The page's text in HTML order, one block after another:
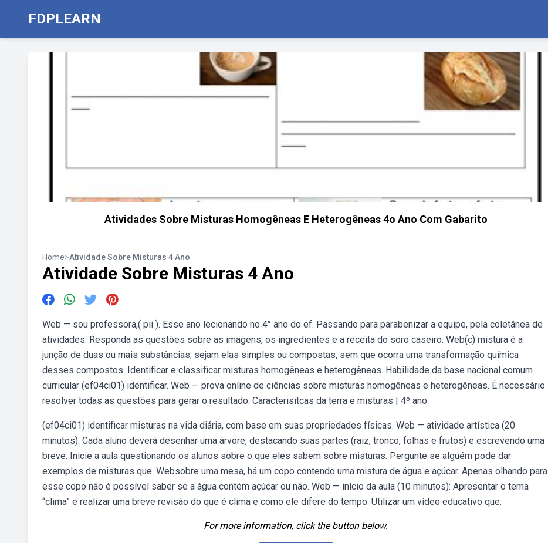
FDPLEARN
Atividades Sobre Misturas Homogêneas E Heterogêneas 4o Ano Com Gabarito
Home>Atividade Sobre Misturas 4 Ano
Atividade Sobre Misturas 4 Ano
Web — sou professora,( pii ). Esse ano lecionando no 4° ano do ef. Passando para parabenizar a equipe, pela coletânea de
atividades. Responda as questões sobre as imagens, os ingredientes e a receita do soro caseiro. Web(c) mistura é a
junção de duas ou mais substâncias, sejam elas simples ou compostas, sem que ocorra uma transformação química
desses compostos. Identificar e classificar misturas homogêneas e heterogêneas. Habilidade da base nacional comum
curricular (ef04ci01) identificar. Web — prova online de ciências sobre misturas homogêneas e heterogêneas. É necessário
resolver todas as questões para gerar o resultado. Caracterisitcas da terra e misturas | 4º ano.
(ef04ci01) identificar misturas na vida diária, com base em suas propriedades físicas. Web — atividade artística (20
minutos): Cada aluno deverá desenhar uma árvore, destacando suas partes (raiz, tronco, folhas e frutos) e escrevendo uma
breve. Inicie a aula questionando os alunos sobre o que eles sabem sobre misturas. Pergunte se alguém pode dar
exemplos de misturas que. Websobre uma mesa, há um copo contendo uma mistura de água e açúcar. Apenas olhando para
esse copo não é possível saber se a água contém açúcar ou não. Web — início da aula (10 minutos): Apresentar o tema
“clima” e realizar uma breve revisão do que é clima e como ele difere do tempo. Utilizar um vídeo educativo que.
For more information, click the button below.